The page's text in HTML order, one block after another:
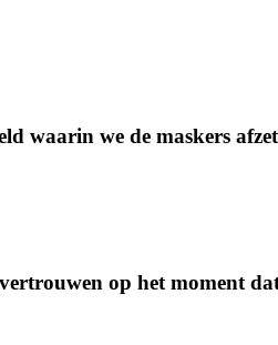
waarin we de maskers
op het moment